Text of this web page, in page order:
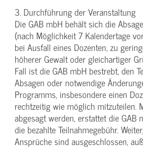
3. Durchführung der Veranstaltung
Die GAB mbH behält sich die
(nach Möglichkeit 7 Kalendertage
bei Ausfall eines Dozenten, zu
höherer Gewalt oder gleichartiger
Fall ist die GAB mbH bestrebt, den
Absagen oder notwendige
Programms, insbesondere einen
rechtzeitig wie möglich mitzuteilen.
abgesagt werden, erstattet die GAB
die bezahlte Teilnahmegebühr.
Ansprüche sind ausgeschlossen,